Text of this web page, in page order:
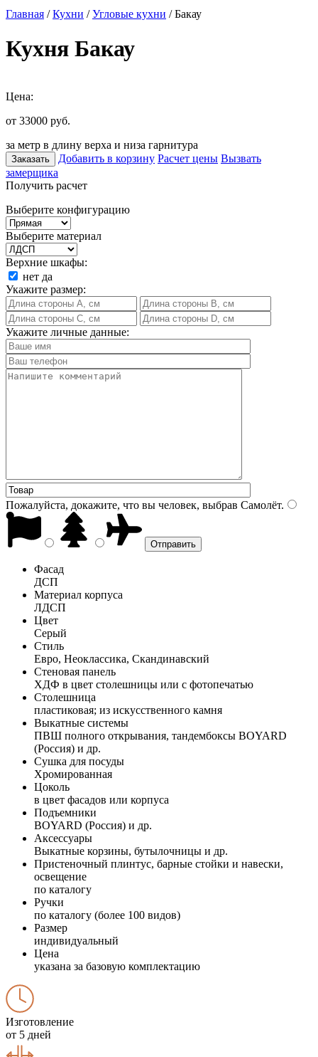
Главная /Кухни /Угловые кухни / Бакау
Кухня Бакау
Цена:
от 33000 руб.
за метр в длину верха и низа гарнитура
Заказать Добавить в корзину Расчет цены Вызвать
замерщика
Получить расчет
Выберите конфигурацию
Выберите материал
Верхние шкафы:
нет да
Укажите размер:
Укажите личные данные:
Пожалуйста, докажите, что вы человек, выбрав Самолёт.
Фасад
ДСП
Материал корпуса
ЛДСП
Цвет
Серый
Стиль
Евро, Неоклассика, Скандинавский
Стеновая панель
ХДФ в цвет столешницы или с фотопечатью
Столешница
пластиковая; из искусственного камня
Выкатные системы
ПВШ полного открывания, тандембоксы BOYARD
(Россия) и др.
Сушка для посуды
Хромированная
Цоколь
в цвет фасадов или корпуса
Подъемники
BOYARD (Россия) и др.
Аксессуары
Выкатные корзины, бутылочницы и др.
Пристеночный плинтус, барные стойки и навески,
освещение
по каталогу
Ручки
по каталогу (более 100 видов)
Размер
индивидуальный
Цена
указана за базовую комплектацию
Изготовление
от 5 дней